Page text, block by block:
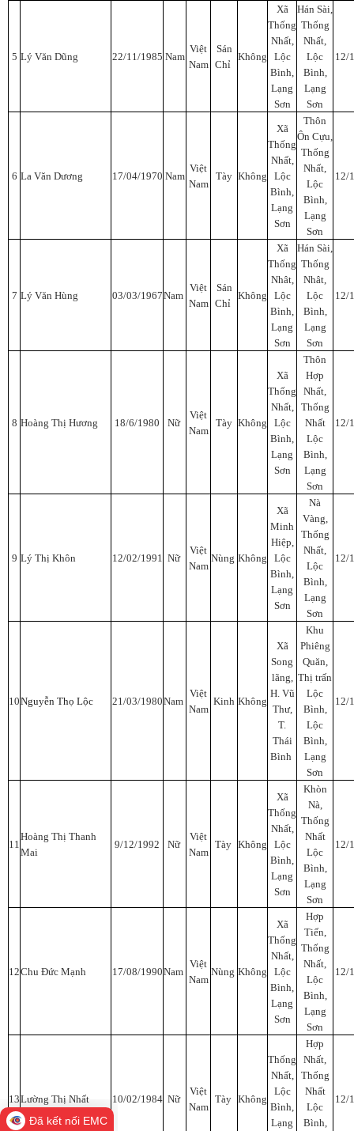
5 Lý Văn Dũng 22/11/1985 Nam
Việt
Nam
Sán
Chỉ
Không
Xã
Thống
Nhất,
Lộc
Bình,
Lạng
Sơn
Hán Sài,
Thống
Nhất,
Lộc
Bình,
Lạng
Sơn
12/
6 La Văn Dương 17/04/1970 Nam
Việt
Nam
Tày Không
Xã
Thống
Nhất,
Lộc
Bình,
Lạng
Sơn
Thôn
Ôn Cựu,
Thống
Nhất,
Lộc
Bình,
Lạng
Sơn
12/
7 Lý Văn Hùng 03/03/1967Nam
Việt
Nam
Sán
Chỉ
Không
Xã
Thống
Nhât,
Lộc
Bình,
Lạng
Sơn
Hán Sài,
Thống
Nhât,
Lộc
Bình,
Lạng
Sơn
12/
8 Hoàng Thị Hương 18/6/1980 Nữ
Việt
Nam
Tày Không
Xã
Thống
Nhất,
Lộc
Bình,
Lạng
Sơn
Thôn
Hợp
Nhất,
Thống
Nhất
Lộc
Bình,
Lạng
Sơn
12/
9 Lý Thị Khôn 12/02/1991 Nữ
Việt
Nam
Nùng Không
Xã
Minh
Hiệp,
Lộc
Bình,
Lạng
Sơn
Nà
Vàng,
Thống
Nhất,
Lộc
Bình,
Lạng
Sơn
12/
10Nguyễn Thọ Lộc 21/03/1980Nam
Việt
Nam
Kinh Không
Xã
Song
lãng,
H. Vũ
Thư,
T.
Thái
Bình
Khu
Phiêng
Quăn,
Thị trấn
Lộc
Bình,
Lộc
Bình,
Lạng
Sơn
12/
11
Hoàng Thị Thanh
Mai
9/12/1992 Nữ
Việt
Nam
Tày Không
Xã
Thống
Nhất,
Lộc
Bình,
Lạng
Sơn
Khòn
Nà,
Thống
Nhất
Lộc
Bình,
Lạng
Sơn
12/
12Chu Đức Mạnh 17/08/1990Nam
Việt
Nam
Nùng Không
Xã
Thống
Nhất,
Lộc
Bình,
Lạng
Sơn
Hợp
Tiến,
Thống
Nhất,
Lộc
Bình,
Lạng
Sơn
12/
13Lường Thị Nhất 10/02/1984 Nữ
Việt
Nam
Tày Không
Thống
Nhất,
Lộc
Bình,
Lạng
Hợp
Nhất,
Thống
Nhất
Lộc
Bình,
12/
Đã kết nối EMC